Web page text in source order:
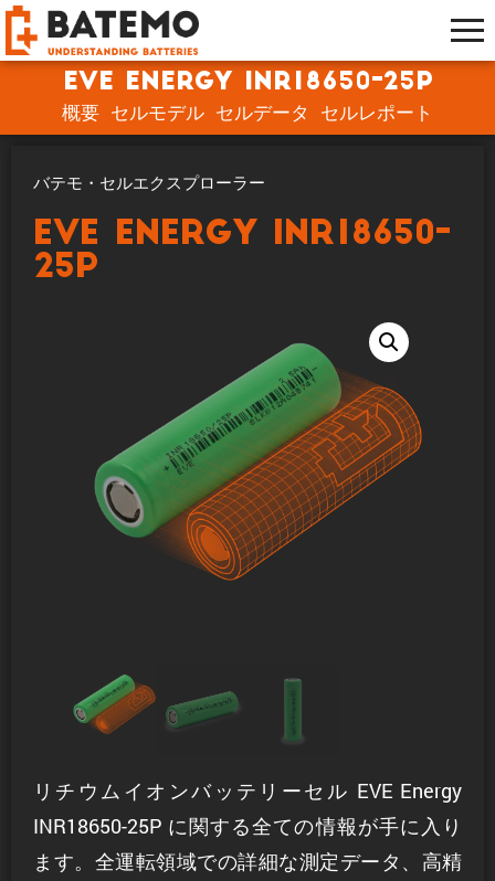
EVE Energy INR18650-25P
概要 セルモデル セルデータ セルレポート
バテモ・セルエクスプローラー
EVE Energy INR18650-
25P
リチウムイオンバッテリーセル EVE Energy
INR18650-25P に関する全ての情報が手に入り
ます。全運転領域での詳細な測定データ、高精